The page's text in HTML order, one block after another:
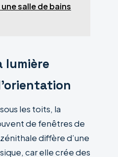
salle de bains
lumière
les toits, la
de fenêtres de
diffère d’une
car elle crée des